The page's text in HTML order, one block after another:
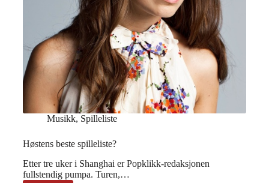
Musikk, Spilleliste
Høstens beste spilleliste?
Etter tre uker i Shanghai er Popklikk-redaksjonen
fullstendig pumpa. Turen,…